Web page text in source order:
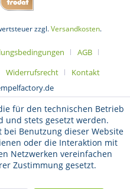
zzgl.Versandkosten.
AGB
Widerrufsrecht
Kontakt
für den technischen Betrieb
und stets gesetzt werden.
bei Benutzung dieser Website
oder die Interaktion mit
Netzwerken vereinfachen
Zustimmung gesetzt.